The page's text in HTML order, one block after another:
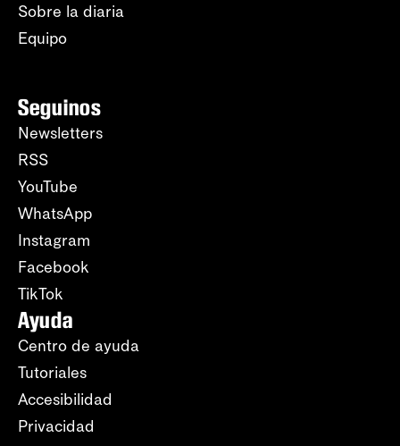
Sobre la diaria
Equipo
Seguinos
Newsletters
RSS
YouTube
WhatsApp
Instagram
Facebook
TikTok
Ayuda
Centro de ayuda
Tutoriales
Accesibilidad
Privacidad